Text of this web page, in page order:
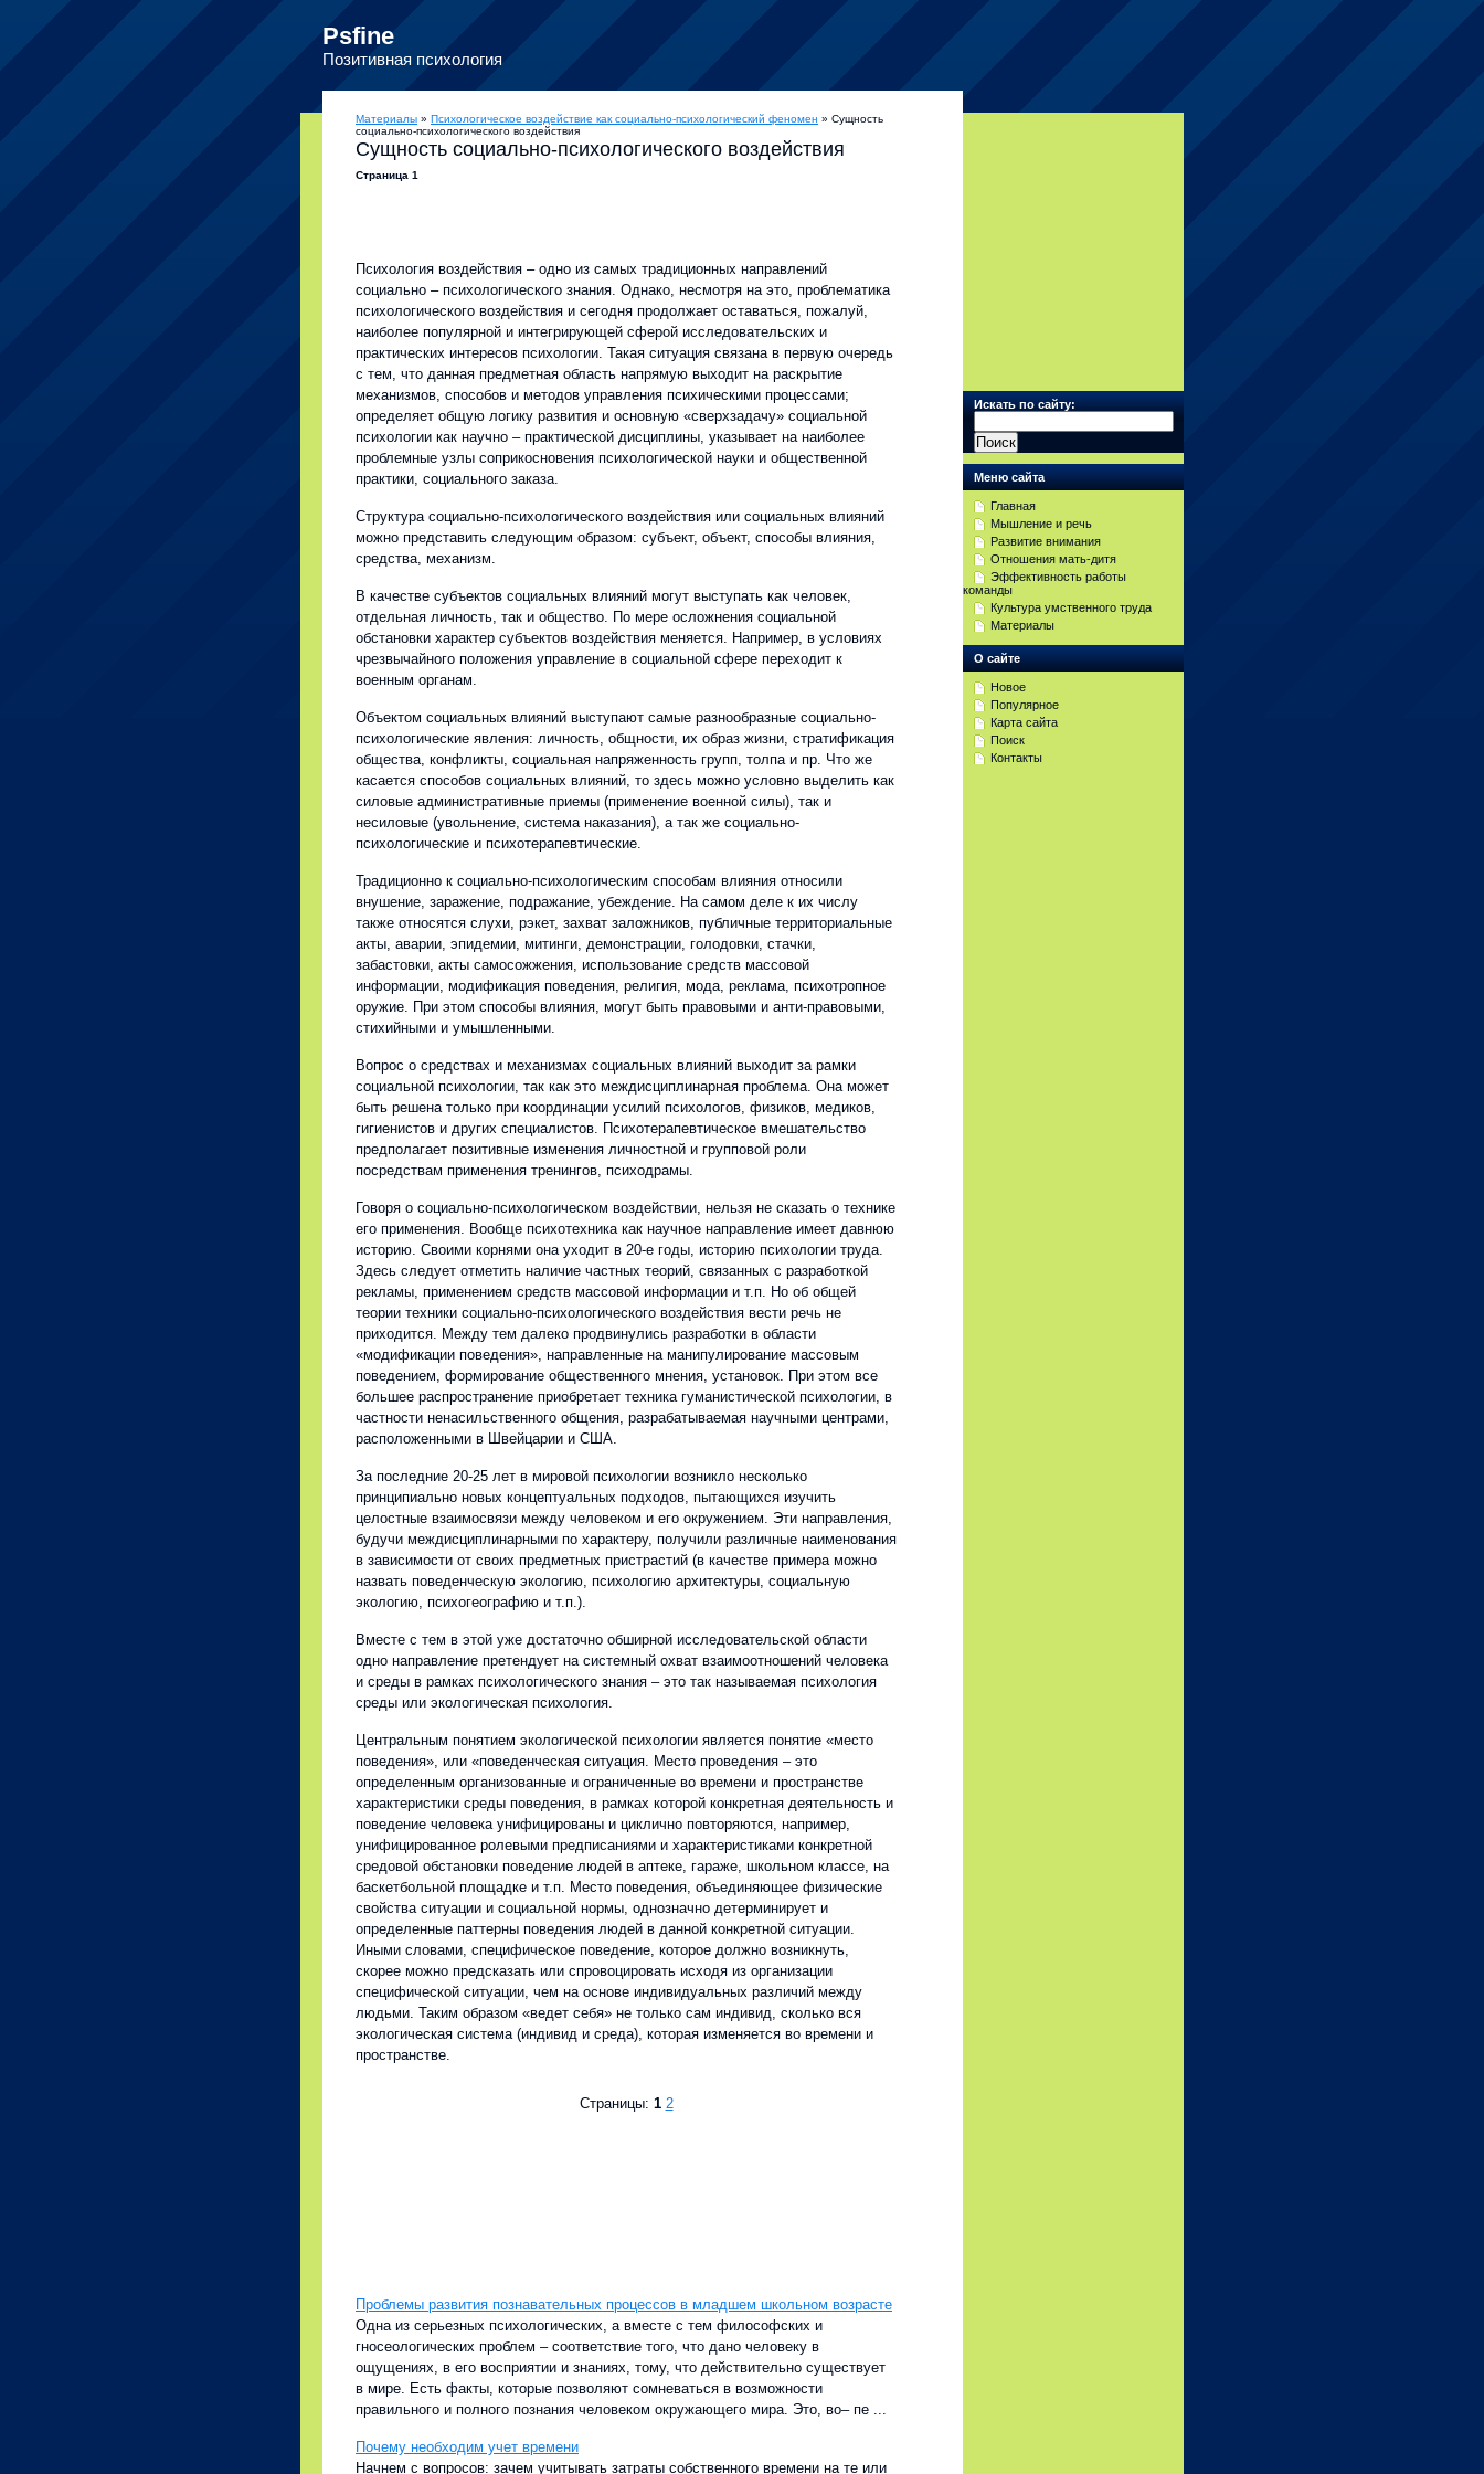
Psfine
Позитивная психология
Материалы » Психологическое воздействие как социально-психологический феномен » Сущность
социально-психологического воздействия
Сущность социально-психологического воздействия
Страница 1
Психология воздействия – одно из самых традиционных направлений
социально – психологического знания. Однако, несмотря на это, проблематика
психологического воздействия и сегодня продолжает оставаться, пожалуй,
наиболее популярной и интегрирующей сферой исследовательских и
практических интересов психологии. Такая ситуация связана в первую очередь
с тем, что данная предметная область напрямую выходит на раскрытие
механизмов, способов и методов управления психическими процессами;
определяет общую логику развития и основную «сверхзадачу» социальной
психологии как научно – практической дисциплины, указывает на наиболее
проблемные узлы соприкосновения психологической науки и общественной
практики, социального заказа.
Структура социально-психологического воздействия или социальных влияний
можно представить следующим образом: субъект, объект, способы влияния,
средства, механизм.
В качестве субъектов социальных влияний могут выступать как человек,
отдельная личность, так и общество. По мере осложнения социальной
обстановки характер субъектов воздействия меняется. Например, в условиях
чрезвычайного положения управление в социальной сфере переходит к
военным органам.
Объектом социальных влияний выступают самые разнообразные социально-
психологические явления: личность, общности, их образ жизни, стратификация
общества, конфликты, социальная напряженность групп, толпа и пр. Что же
касается способов социальных влияний, то здесь можно условно выделить как
силовые административные приемы (применение военной силы), так и
несиловые (увольнение, система наказания), а так же социально-
психологические и психотерапевтические.
Традиционно к социально-психологическим способам влияния относили
внушение, заражение, подражание, убеждение. На самом деле к их числу
также относятся слухи, рэкет, захват заложников, публичные территориальные
акты, аварии, эпидемии, митинги, демонстрации, голодовки, стачки,
забастовки, акты самосожжения, использование средств массовой
информации, модификация поведения, религия, мода, реклама, психотропное
оружие. При этом способы влияния, могут быть правовыми и анти-правовыми,
стихийными и умышленными.
Вопрос о средствах и механизмах социальных влияний выходит за рамки
социальной психологии, так как это междисциплинарная проблема. Она может
быть решена только при координации усилий психологов, физиков, медиков,
гигиенистов и других специалистов. Психотерапевтическое вмешательство
предполагает позитивные изменения личностной и групповой роли
посредствам применения тренингов, психодрамы.
Говоря о социально-психологическом воздействии, нельзя не сказать о технике
его применения. Вообще психотехника как научное направление имеет давнюю
историю. Своими корнями она уходит в 20-е годы, историю психологии труда.
Здесь следует отметить наличие частных теорий, связанных с разработкой
рекламы, применением средств массовой информации и т.п. Но об общей
теории техники социально-психологического воздействия вести речь не
приходится. Между тем далеко продвинулись разработки в области
«модификации поведения», направленные на манипулирование массовым
поведением, формирование общественного мнения, установок. При этом все
большее распространение приобретает техника гуманистической психологии, в
частности ненасильственного общения, разрабатываемая научными центрами,
расположенными в Швейцарии и США.
За последние 20-25 лет в мировой психологии возникло несколько
принципиально новых концептуальных подходов, пытающихся изучить
целостные взаимосвязи между человеком и его окружением. Эти направления,
будучи междисциплинарными по характеру, получили различные наименования
в зависимости от своих предметных пристрастий (в качестве примера можно
назвать поведенческую экологию, психологию архитектуры, социальную
экологию, психогеографию и т.п.).
Вместе с тем в этой уже достаточно обширной исследовательской области
одно направление претендует на системный охват взаимоотношений человека
и среды в рамках психологического знания – это так называемая психология
среды или экологическая психология.
Центральным понятием экологической психологии является понятие «место
поведения», или «поведенческая ситуация. Место проведения – это
определенным организованные и ограниченные во времени и пространстве
характеристики среды поведения, в рамках которой конкретная деятельность и
поведение человека унифицированы и циклично повторяются, например,
унифицированное ролевыми предписаниями и характеристиками конкретной
средовой обстановки поведение людей в аптеке, гараже, школьном классе, на
баскетбольной площадке и т.п. Место поведения, объединяющее физические
свойства ситуации и социальной нормы, однозначно детерминирует и
определенные паттерны поведения людей в данной конкретной ситуации.
Иными словами, специфическое поведение, которое должно возникнуть,
скорее можно предсказать или спровоцировать исходя из организации
специфической ситуации, чем на основе индивидуальных различий между
людьми. Таким образом «ведет себя» не только сам индивид, сколько вся
экологическая система (индивид и среда), которая изменяется во времени и
пространстве.
Страницы: 1 2
Проблемы развития познавательных процессов в младшем школьном возрасте
Одна из серьезных психологических, а вместе с тем философских и
гносеологических проблем – соответствие того, что дано человеку в
ощущениях, в его восприятии и знаниях, тому, что действительно существует
в мире. Есть факты, которые позволяют сомневаться в возможности
правильного и полного познания человеком окружающего мира. Это, во– пе ...
Почему необходим учет времени
Начнем с вопросов: зачем учитывать затраты собственного времени на те или
Искать по сайту:
Меню сайта
Главная
Мышление и речь
Развитие внимания
Отношения мать-дитя
Эффективность работы
команды
Культура умственного труда
Материалы
О сайте
Новое
Популярное
Карта сайта
Поиск
Контакты